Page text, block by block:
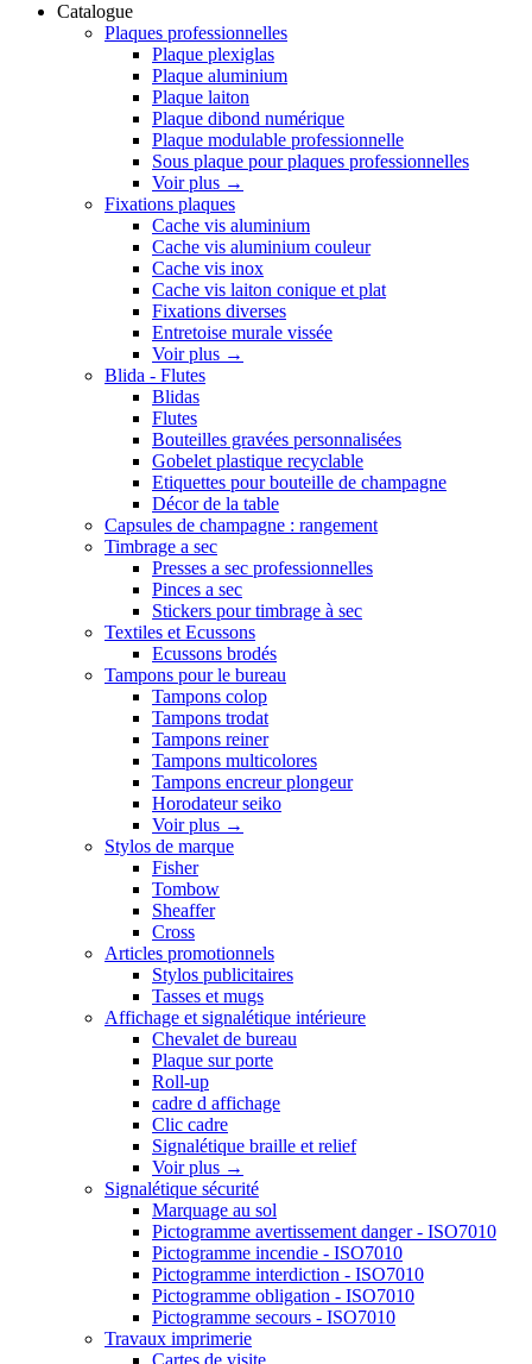
Catalogue
Plaques professionnelles
Plaque plexiglas
Plaque aluminium
Plaque laiton
Plaque dibond numérique
Plaque modulable professionnelle
Sous plaque pour plaques professionnelles
Voir plus →
Fixations plaques
Cache vis aluminium
Cache vis aluminium couleur
Cache vis inox
Cache vis laiton conique et plat
Fixations diverses
Entretoise murale vissée
Voir plus →
Blida - Flutes
Blidas
Flutes
Bouteilles gravées personnalisées
Gobelet plastique recyclable
Etiquettes pour bouteille de champagne
Décor de la table
Capsules de champagne : rangement
Timbrage a sec
Presses a sec professionnelles
Pinces a sec
Stickers pour timbrage à sec
Textiles et Ecussons
Ecussons brodés
Tampons pour le bureau
Tampons colop
Tampons trodat
Tampons reiner
Tampons multicolores
Tampons encreur plongeur
Horodateur seiko
Voir plus →
Stylos de marque
Fisher
Tombow
Sheaffer
Cross
Articles promotionnels
Stylos publicitaires
Tasses et mugs
Affichage et signalétique intérieure
Chevalet de bureau
Plaque sur porte
Roll-up
cadre d affichage
Clic cadre
Signalétique braille et relief
Voir plus →
Signalétique sécurité
Marquage au sol
Pictogramme avertissement danger - ISO7010
Pictogramme incendie - ISO7010
Pictogramme interdiction - ISO7010
Pictogramme obligation - ISO7010
Pictogramme secours - ISO7010
Travaux imprimerie
Cartes de visite